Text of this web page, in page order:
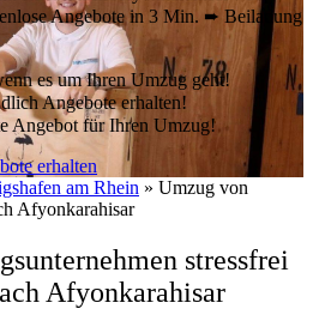
Angebote in 3 Min. ➨ Beiladung
es um Ihren Umzug geht!
Angebote erhalten!
Angebot für Ihren Umzug!
erhalten
am Rhein » Umzug von
Afyonkarahisar
stressfrei
Afyonkarahisar